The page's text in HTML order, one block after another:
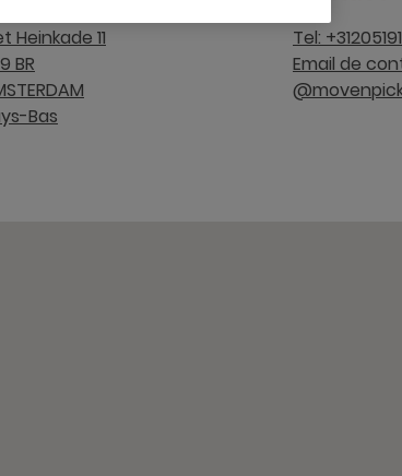
Heinkade 11
BR
Bas
Tel:
Email de